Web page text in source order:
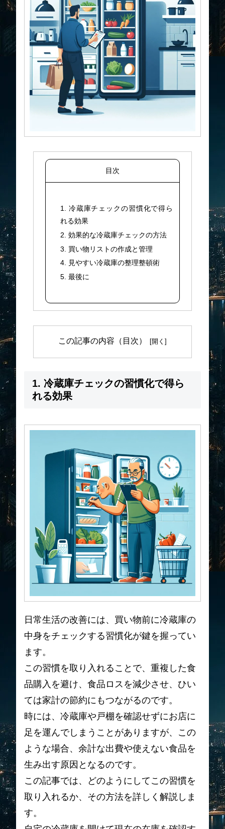
目次
1. 冷蔵庫チェックの習慣化で得ら
れる効果
2. 効果的な冷蔵庫チェックの方法
3. 買い物リストの作成と管理
4. 見やすい冷蔵庫の整理整頓術
5. 最後に
この記事の内容（目次）
1. 冷蔵庫チェックの習慣化で得ら
れる効果
日常生活の改善には、買い物前に冷蔵庫の
中身をチェックする習慣化が鍵を握ってい
ます。
この習慣を取り入れることで、重複した食
品購入を避け、食品ロスを減少させ、ひい
ては家計の節約にもつながるのです。
時には、冷蔵庫や戸棚を確認せずにお店に
足を運んでしまうことがありますが、この
ような場合、余計な出費や使えない食品を
生み出す原因となるのです。
この記事では、どのようにしてこの習慣を
取り入れるか、その方法を詳しく解説しま
す。